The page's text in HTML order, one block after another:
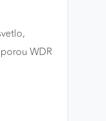
WDR